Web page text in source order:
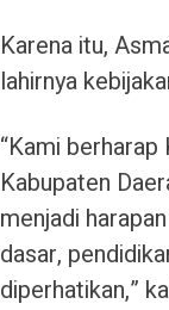
Karena itu,
lahirnya
“Kami
Kabupaten
menjadi
dasar,
diperhatikan,”